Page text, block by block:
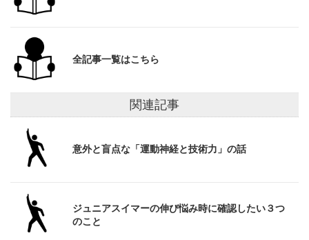
全記事一覧はこちら
関連記事
意外と盲点な「運動神経と技術力」の話
ジュニアスイマーの伸び悩み時に確認したい３つ
のこと